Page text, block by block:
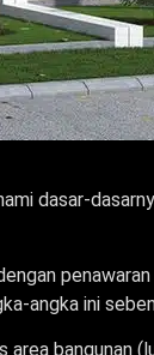
dasar-
angka ini
bangunan